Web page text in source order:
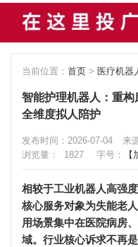
当前位置： 首页 > 医疗机器
智能护理机器人：重
全维度拟人陪护
发布时间：2026-07-04
来
浏览量：
1827 字号： 【
相较于工业机器人高强
核心服务对象为失能老
用场景集中在医院病房
域。行业核心诉求不再